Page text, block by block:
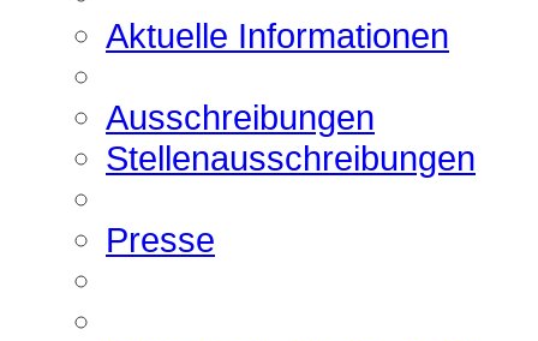
Aktuelle Informationen
Ausschreibungen
Stellenausschreibungen
Presse